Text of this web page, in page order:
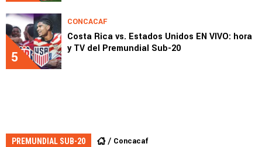
5
CONCACAF
Costa Rica vs. Estados Unidos EN VIVO: hora
y TV del Premundial Sub-20
PREMUNDIAL SUB-20 Concacaf